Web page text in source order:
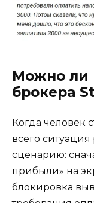
Можно ли
брокера
Когда человек
всего
сценарию:
прибыли» на
блокировка